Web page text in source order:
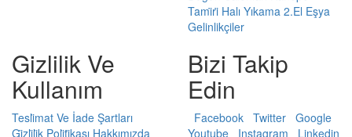
Tami̇ri̇ Halı Yıkama 2.El Eşya
Gelinlikçiler
Gizlilik Ve
Kullanım
Tesli̇mat Ve İade Şartları
Gi̇zli̇li̇k Poli̇ti̇kası Hakkımızda
Bizi Takip
Edin
Facebook Twitter Google
Youtube
Instagram Linkedin